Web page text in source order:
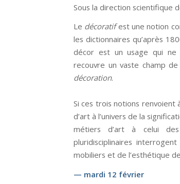
Sous la direction scientifique
Le décoratifest une notion
les dictionnaires qu’après
décor est un usage qui ne
recouvre un vaste champ
décoration.
Si ces trois notions renvoient
d’art à l’univers de la
métiers d’art à celui des
pluridisciplinaires
mobiliers et de l’esthétique
— mardi 12 février